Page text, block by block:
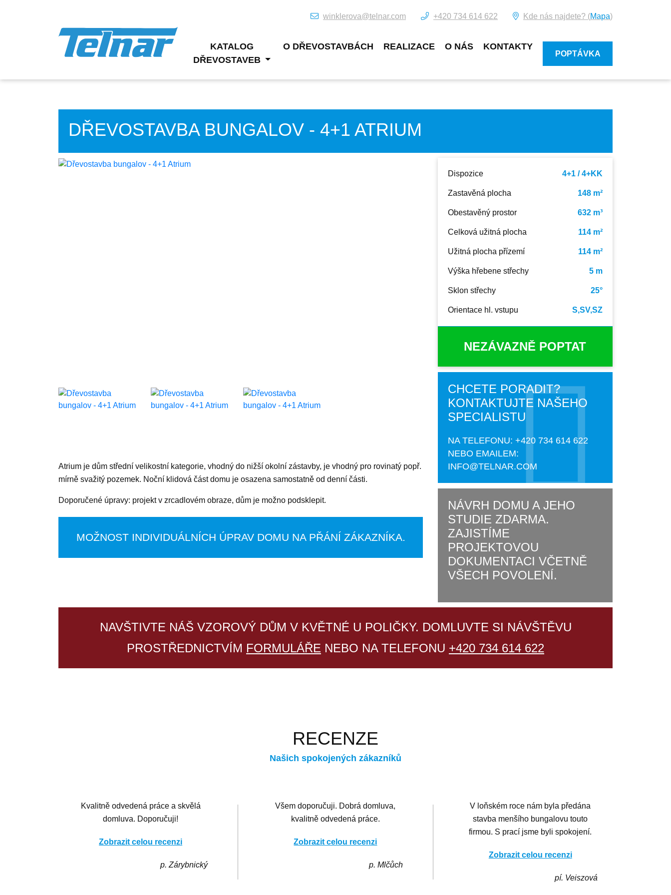
winklerova@telnar.com +420 734 614 622 Kde nás najdete? (Mapa)
KATALOG
DŘEVOSTAVEB
O DŘEVOSTAVBÁCH REALIZACE O NÁS KONTAKTY
POPTÁVKA
DŘEVOSTAVBA BUNGALOV - 4+1 ATRIUM
Atrium je dům střední velikostní kategorie, vhodný do nižší okolní zástavby, je vhodný pro rovinatý popř.
mírně svažitý pozemek. Noční klidová část domu je osazena samostatně od denní části.
Doporučené úpravy: projekt v zrcadlovém obraze, dům je možno podsklepit.
MOŽNOST INDIVIDUÁLNÍCH ÚPRAV DOMU NA PŘÁNÍ ZÁKAZNÍKA.
Dispozice 4+1 / 4+KK
Zastavěná plocha 148 m²
Obestavěný prostor 632 m³
Celková užitná plocha 114 m²
Užitná plocha přízemí 114 m²
Výška hřebene střechy 5 m
Sklon střechy 25°
Orientace hl. vstupu S,SV,SZ
NEZÁVAZNĚ POPTAT
CHCETE PORADIT?
KONTAKTUJTE NAŠEHO
SPECIALISTU
NA TELEFONU: +420 734 614 622
NEBO EMAILEM:
INFO@TELNAR.COM
NÁVRH DOMU A JEHO
STUDIE ZDARMA.
ZAJISTÍME
PROJEKTOVOU
DOKUMENTACI VČETNĚ
VŠECH POVOLENÍ.
NAVŠTIVTE NÁŠ VZOROVÝ DŮM V KVĚTNÉ U POLIČKY. DOMLUVTE SI NÁVŠTĚVU
PROSTŘEDNICTVÍM FORMULÁŘE NEBO NA TELEFONU +420 734 614 622
RECENZE
Našich spokojených zákazníků
Kvalitně odvedená práce a skvělá
domluva. Doporučuji!
Zobrazit celou recenzi
p. Zárybnický
Všem doporučuji. Dobrá domluva,
kvalitně odvedená práce.
Zobrazit celou recenzi
p. Mlčůch
V loňském roce nám byla předána
stavba menšího bungalovu touto
firmou. S prací jsme byli spokojení.
Zobrazit celou recenzi
pí. Veiszová